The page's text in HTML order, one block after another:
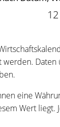
eine
Wert